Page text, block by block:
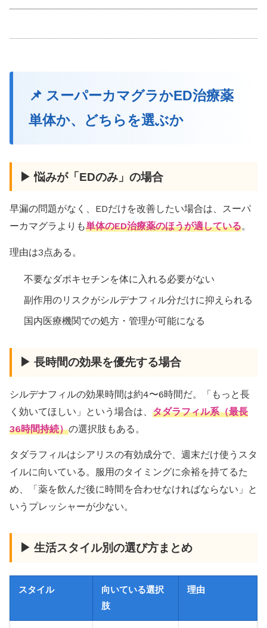
📌 スーパーカマグラかED治療薬
単体か、どちらを選ぶか
▶ 悩みが「EDのみ」の場合
早漏の問題がなく、EDだけを改善したい場合は、スーパ
ーカマグラよりも単体のED治療薬のほうが適している。
理由は3点ある。
不要なダポキセチンを体に入れる必要がない
副作用のリスクがシルデナフィル分だけに抑えられる
国内医療機関での処方・管理が可能になる
▶ 長時間の効果を優先する場合
シルデナフィルの効果時間は約4〜6時間だ。「もっと長
く効いてほしい」という場合は、 タダラフィル系（最長
36時間持続）の選択肢もある。
タダラフィルはシアリスの有効成分で、週末だけ使うスタ
イルに向いている。服用のタイミングに余裕を持てるた
め、「薬を飲んだ後に時間を合わせなければならない」と
いうプレッシャーが少ない。
▶ 生活スタイル別の選び方まとめ
スタイル
向いている選択
肢
理由